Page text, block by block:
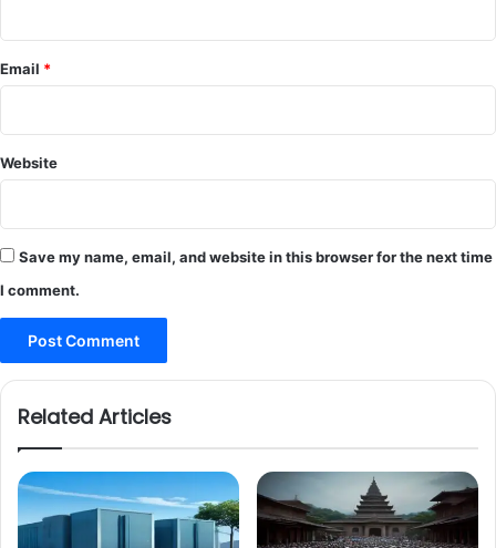
Email *
Website
Save my name, email, and website in this browser for the next time
I comment.
Related Articles